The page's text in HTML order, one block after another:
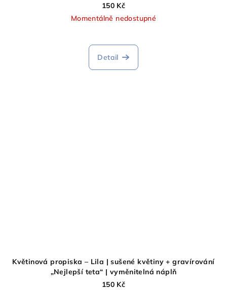
150 Kč
Momentálně nedostupné
Detail
Květinová propiska – Lila | sušené květiny + gravírování
„Nejlepší teta“ | vyměnitelná náplň
150 Kč